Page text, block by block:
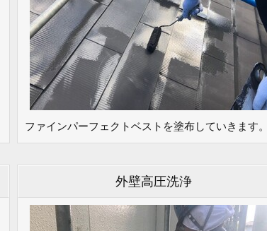
ファインパーフェクトベストを塗布していきます
外壁高圧洗浄